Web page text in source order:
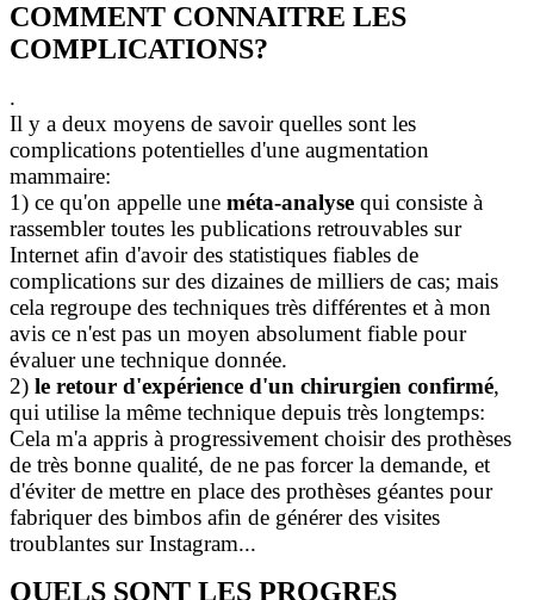
COMMENT CONNAITRE LES
COMPLICATIONS?
.
Il y a deux moyens de savoir quelles sont les
complications potentielles d'une augmentation
mammaire:
1) ce qu'on appelle une méta-analyse qui consiste à
rassembler toutes les publications retrouvables sur
Internet afin d'avoir des statistiques fiables de
complications sur des dizaines de milliers de cas; mais
cela regroupe des techniques très différentes et à mon
avis ce n'est pas un moyen absolument fiable pour
évaluer une technique donnée.
2) le retour d'expérience d'un chirurgien confirmé,
qui utilise la même technique depuis très longtemps:
Cela m'a appris à progressivement choisir des prothèses
de très bonne qualité, de ne pas forcer la demande, et
d'éviter de mettre en place des prothèses géantes pour
fabriquer des bimbos afin de générer des visites
troublantes sur Instagram...
QUELS SONT LES PROGRES